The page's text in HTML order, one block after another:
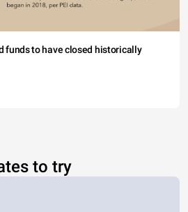
funds to have closed historically
to try